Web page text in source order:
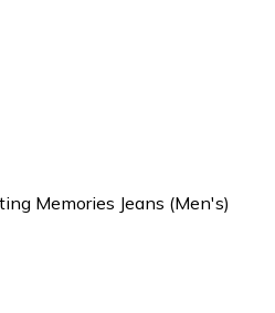
Memories Jeans (Men's)